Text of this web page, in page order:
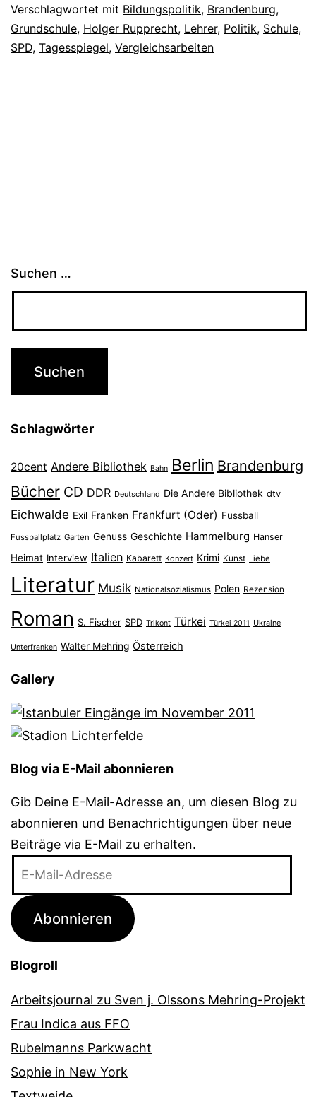
Verschlagwortet mit Bildungspolitik, Brandenburg,
Grundschule, Holger Rupprecht, Lehrer, Politik, Schule,
SPD, Tagesspiegel, Vergleichsarbeiten
Suchen …
Schlagwörter
20cent Andere Bibliothek Bahn Berlin Brandenburg
Bücher CD DDR Deutschland Die Andere Bibliothek dtv
Eichwalde Exil Franken Frankfurt (Oder) Fussball
Fussballplatz Garten Genuss Geschichte Hammelburg Hanser
Heimat Interview Italien Kabarett Konzert Krimi Kunst Liebe
Literatur Musik Nationalsozialismus Polen Rezension
Roman S. Fischer SPD Trikont Türkei Türkei 2011 Ukraine
Unterfranken Walter Mehring Österreich
Gallery
Blog via E-Mail abonnieren
Gib Deine E-Mail-Adresse an, um diesen Blog zu
abonnieren und Benachrichtigungen über neue
Beiträge via E-Mail zu erhalten.
Adresse
Abonnieren
Blogroll
Arbeitsjournal zu Sven j. Olssons Mehring-Projekt
Frau Indica aus FFO
Rubelmanns Parkwacht
Sophie in New York